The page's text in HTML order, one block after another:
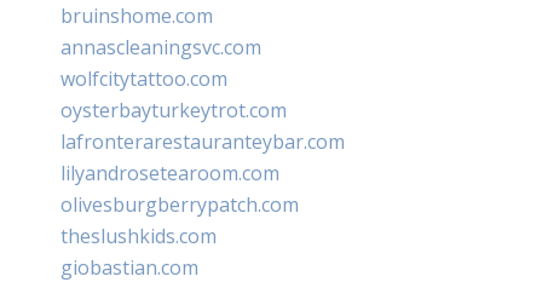
bruinshome.com
annascleaningsvc.com
wolfcitytattoo.com
oysterbayturkeytrot.com
lafronterarestauranteybar.com
lilyandrosetearoom.com
olivesburgberrypatch.com
theslushkids.com
giobastian.com